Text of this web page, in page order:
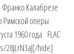
Калабрезе
оперы
1960 года FLAC
28jLrN3aJ[/hide]